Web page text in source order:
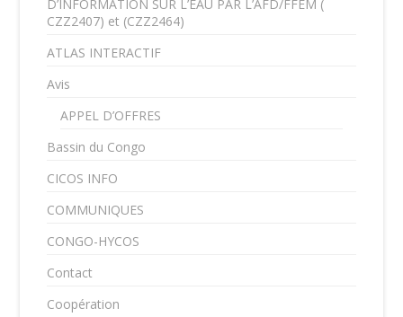
D’INFORMATION SUR L’EAU PAR L’AFD/FFEM (
CZZ2407) et (CZZ2464)
ATLAS INTERACTIF
Avis
APPEL D’OFFRES
Bassin du Congo
CICOS INFO
COMMUNIQUES
CONGO-HYCOS
Contact
Coopération